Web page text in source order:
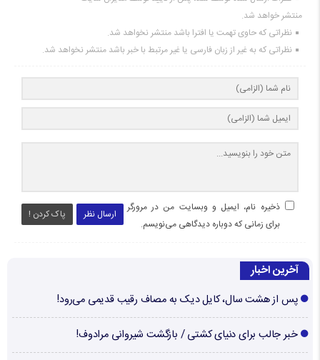
منتشر خواهد شد.
نظراتی که حاوی تهمت یا افترا باشد منتشر نخواهد شد.
نظراتی که به غیر از زبان فارسی یا غیر مرتبط با خبر باشد منتشر نخواهد شد.
ارسال نظر پاک کردن !
ذخیره نام، ایمیل و وبسایت من در مرورگر
برای زمانی که دوباره دیدگاهی می‌نویسم.
آخرین اخبار
پس از هشت سال، کایل دیک به مصاف رقیب قدیمی می‌رود!
خبر جالب برای دنیای کشتی / بازگشت شیروانی مرادوف!